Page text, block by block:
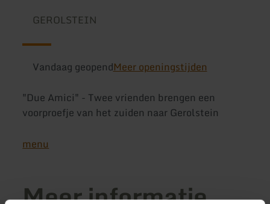
GEROLSTEIN
Vandaag geopendMeer openingstijden
"Due Amici" - Twee vrienden brengen een
voorproefje van het zuiden naar Gerolstein
menu
Meer informatie